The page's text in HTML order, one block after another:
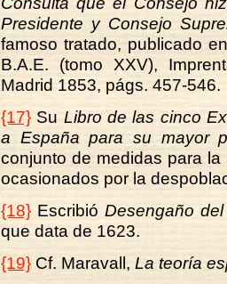
Presidente y Consejo
famoso tratado, publicado
B.A.E. (tomo XXV),
Madrid 1853, págs. 457-546.
{17} SuLibro de las cinco
a España para su mayor
conjunto de medidas para
ocasionados por la
{18} Escribió Desengaño
que data de 1623.
{19} Cf. Maravall, La teoría